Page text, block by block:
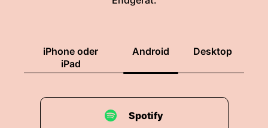
iPhone oder
iPad
Android Desktop
Spotify